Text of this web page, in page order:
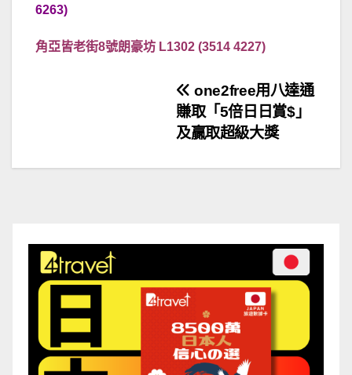
6263)
角亞皆老街8號朗豪坊 L1302 (3514 4227)
導
one2free用八達通
賺取「5倍日日賞$」
及贏取超級大獎